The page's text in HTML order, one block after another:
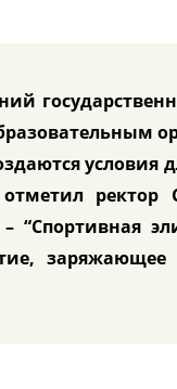
условия
ректор
“Спортивная
заряжающее